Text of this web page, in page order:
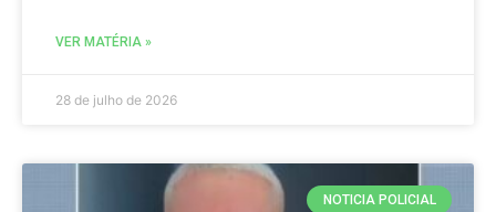
VER MATÉRIA »
28 de julho de 2026
NOTICIA POLICIAL